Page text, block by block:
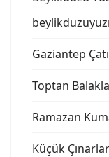
Gaziantep
Toptan
Ramazan
Küçük